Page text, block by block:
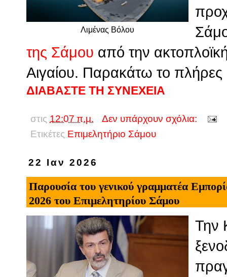
Λιμένας Βόλου
της Σάμου από την
Αιγαίου. Παρακάτω το πλήρες
ΔΙΑΒΑΣΤΕ ΤΗ ΣΥΝΕΧΕΙΑ
στις 12:07 π.μ.
Δεν υπάρχουν σχόλια:
Ετικέτες Επιμελητήριο Σάμου
22 Ιαν 2026
Παρουσία του γενικού γραμματέα
2026 του Επιμελητηρίου Σάμου
Την